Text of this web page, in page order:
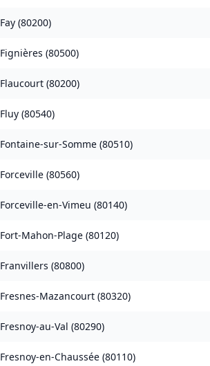
Fay (80200)
Fignières (80500)
Flaucourt (80200)
Fluy (80540)
Fontaine-sur-Somme (80510)
Forceville (80560)
Forceville-en-Vimeu (80140)
Fort-Mahon-Plage (80120)
Franvillers (80800)
Fresnes-Mazancourt (80320)
Fresnoy-au-Val (80290)
Fresnoy-en-Chaussée (80110)